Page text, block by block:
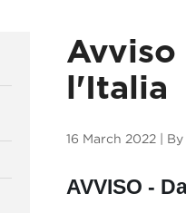
l'Italia
16 March 2022 |
AVVISO -